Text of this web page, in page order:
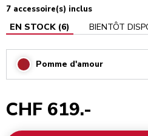
7 accessoire(s) inclus
EN STOCK (6) BIENTÔT
Pomme d'amour
CHF 619.-